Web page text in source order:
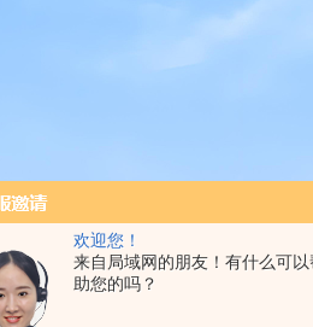
欢迎您！
来自局域网的朋友！有什么可以
助您的吗？